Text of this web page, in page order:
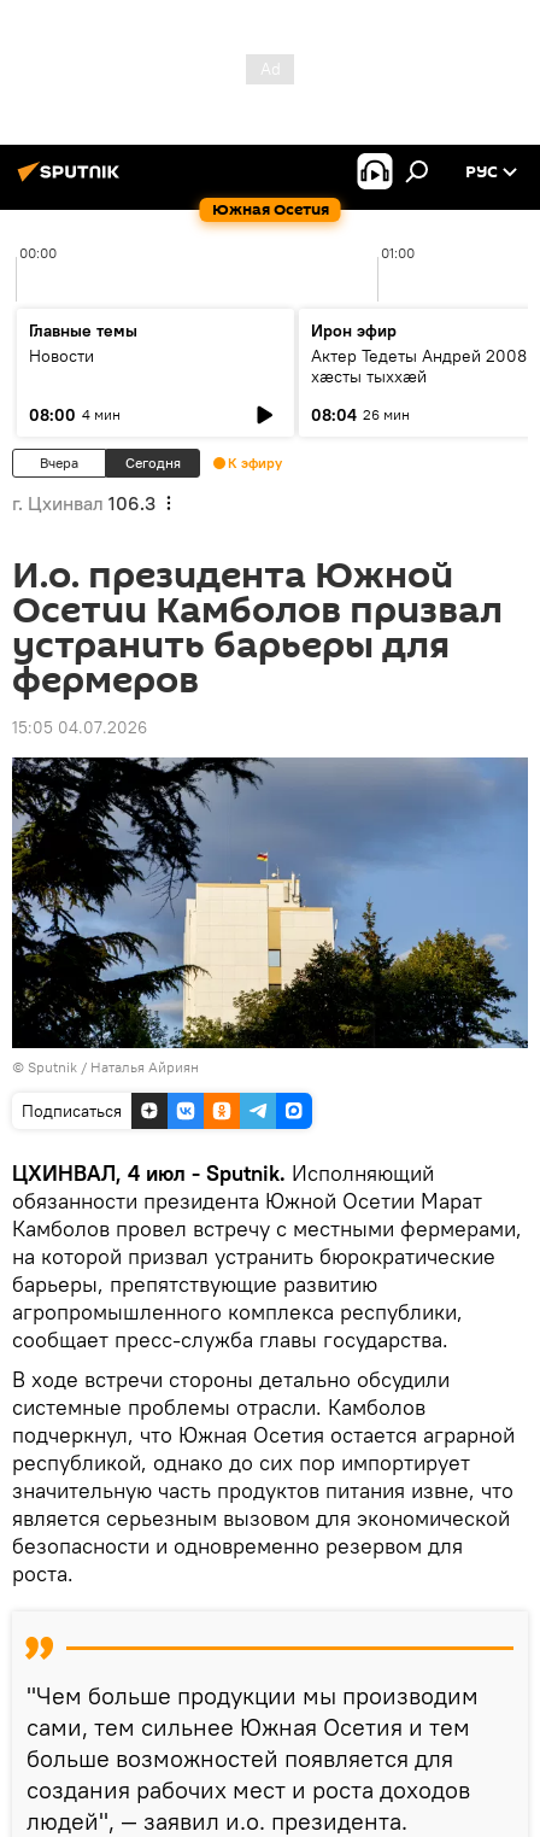
Южная Осетия
РУС
00:00 01:00
Главные темы
Новости
08:00 4 мин
Ирон эфир
Актер Тедеты Андрей 2008
хæсты тыххæй
08:04 26 мин
Вчера Сегодня К эфиру
г. Цхинвал 106.3
И.о. президента Южной
Осетии Камболов призвал
устранить барьеры для
фермеров
15:05 04.07.2026
© Sputnik / Наталья Айриян
Подписаться
ЦХИНВАЛ, 4 июл - Sputnik. Исполняющий
обязанности президента Южной Осетии Марат
Камболов провел встречу с местными фермерами,
на которой призвал устранить бюрократические
барьеры, препятствующие развитию
агропромышленного комплекса республики,
сообщает пресс-служба главы государства.
В ходе встречи стороны детально обсудили
системные проблемы отрасли. Камболов
подчеркнул, что Южная Осетия остается аграрной
республикой, однако до сих пор импортирует
значительную часть продуктов питания извне, что
является серьезным вызовом для экономической
безопасности и одновременно резервом для
роста.
"Чем больше продукции мы производим
сами, тем сильнее Южная Осетия и тем
больше возможностей появляется для
создания рабочих мест и роста доходов
людей", — заявил и.о. президента.